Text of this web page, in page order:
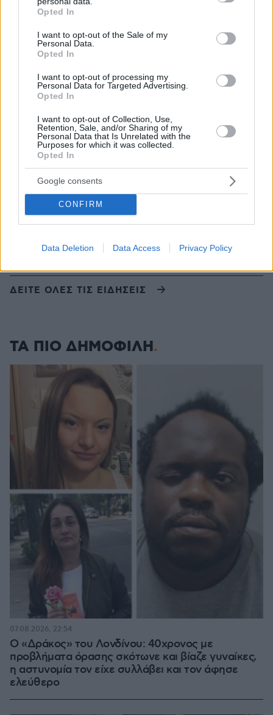
grant or deny consent to Google and its third-party tags to
use your data for below specified purposes in below Google
consent section.
Opted In
I want to opt-out of the Sale of my
Personal Data.
Opted In
I want to opt-out of processing my
Personal Data for Targeted Advertising.
Opted In
I want to opt-out of Collection, Use,
Retention, Sale, and/or Sharing of my
Personal Data that Is Unrelated with the
Purposes for which it was collected.
Opted In
Google consents
CONFIRM
Data Deletion Data Access Privacy Policy
λα Εσπριέγια, δείτε βίντεο
Αποκαλύψεις Telegraph για τον Ινφαντίνο: Η εξαψήφια
αποζημίωση σε πρώην εργαζόμενη της UEFA και η
08.08.2026, 01:56
Ρωσία για το drone με εκρηκτικά σε γερμανικό
08.08.2026, 01:25
Ιδέες για πρωινό έτοιμο από το βράδυ: Εύκολες και
θρεπτικές επιλογές για κάθε μέρα
08.08.2026, 01:00
Ρωσικό πλήγμα προκάλεσε ζημιές σε γήπεδο στην
Οδησσό μία ημέρα πριν από αγώνα πρωταθλήματος,
δείτε βίντεο
Είδατε σαμιαμίδι στο σπίτι σας; Γιατί δεν πρέπει να το
σκοτώσετε
ΔΕΙΤΕ ΟΛΕΣ ΤΙΣ ΕΙΔΗΣΕΙΣ
ΤΑ ΠΙΟ ΔΗΜΟΦΙΛΗ
Ο «Δράκος» του Λονδίνου: 40χρονος με
προβλήματα όρασης σκότωνε και βίαζε γυναίκες,
η αστυνομία τον είχε συλλάβει και τον άφησε
ελεύθερο
07.08.2026, 22:54